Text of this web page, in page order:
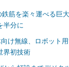
筋を楽々運べる巨
半分に
け無線、ロボット
界初技術